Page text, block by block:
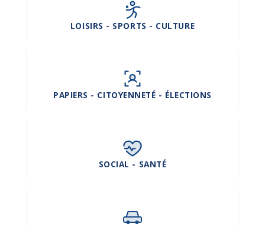
LOISIRS - SPORTS - CULTURE
PAPIERS - CITOYENNETÉ - ÉLECTIONS
SOCIAL - SANTÉ